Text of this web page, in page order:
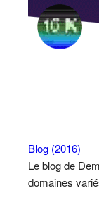
Blog (2016)
Le blog de
domaines